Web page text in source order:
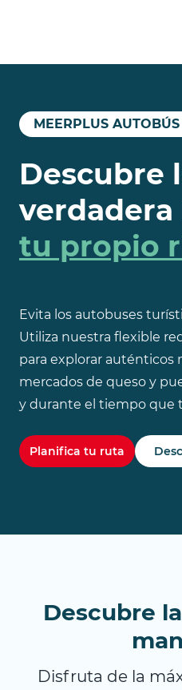
MEERPLUS
Descubre
verdadera
tu propio
Evita los autobuses
Utiliza nuestra flexible
para explorar auténticos
mercados de queso y
y durante el tiempo que
Planifica tu ruta
Descubre
Disfruta de la